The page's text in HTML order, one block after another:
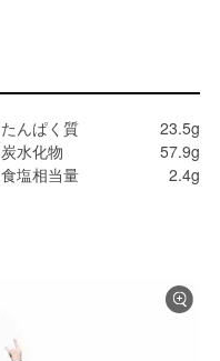
たんぱく質
23.5g
炭水化物
57.9g
食塩相当量 2.4g